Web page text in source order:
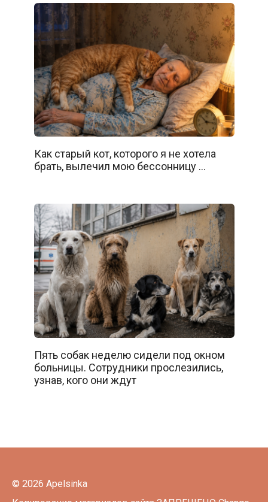
Как старый кот, которого я не хотела
брать, вылечил мою бессонницу …
Пять собак неделю сидели под окном
больницы. Сотрудники прослезились,
узнав, кого они ждут
© 2026 Apelsinka